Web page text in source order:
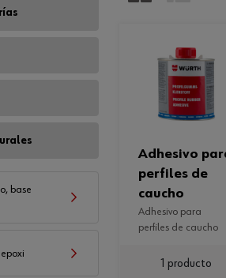
adhesivo para
perfiles de
caucho
adhesivo para
perfiles de caucho
1 producto
base